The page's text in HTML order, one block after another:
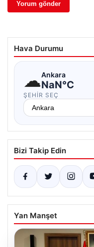
Hava Durumu
☁Ankara
NaN°C
ŞEHIR SEÇ
Bizi Takip Edin
Yan Manşet